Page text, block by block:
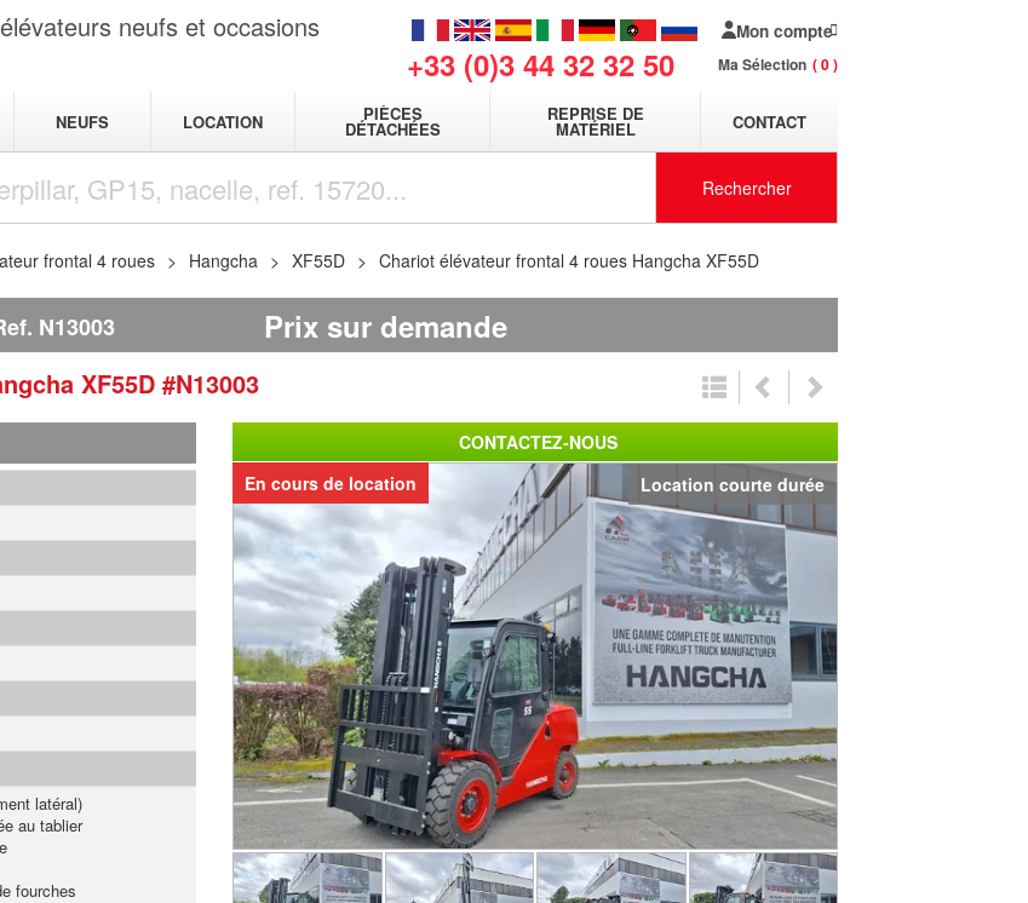
neufs et occasions
+33 (0)3 44 32 32 50
Mon compte
Ma Sélection 0
NEUFS LOCATION PIÈCES
DÉTACHÉES
REPRISE DE
MATÉRIEL CONTACT
Rechercher
frontal 4 roues Hangcha XF55D Chariot élévateur frontal 4 roues Hangcha XF55D
N13003 Prix sur demande
XF55D #N13003
Location courte durée
En cours de location
latéral)
au tablier
fourches
CONTACTEZ-NOUS